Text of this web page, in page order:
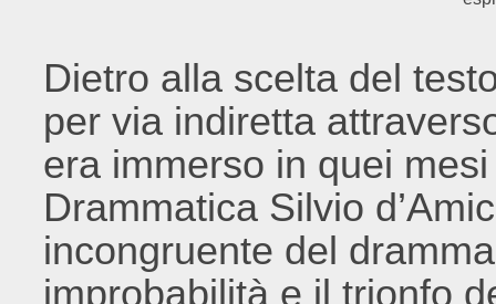
Dietro alla scelta del
per via indiretta
era immerso in quei
Drammatica Silvio
incongruente del
improbabilità e il trionfo